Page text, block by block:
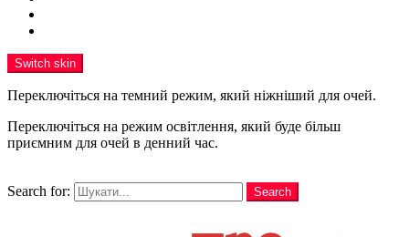
Switch skin
Переключіться на темний режим, який ніжніший для очей.
Переключіться на режим освітлення, який буде більш
приємним для очей в денний час.
Search for:
Search